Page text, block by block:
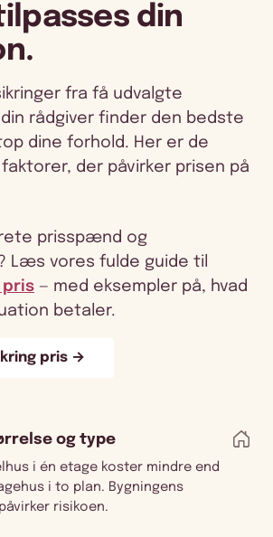
din
fra få udvalgte
rådgiver finder den bedste
dine forhold. Her er de
der påvirker prisen på
prisspænd og
Læs vores fulde guide til
pris — med eksempler på, hvad
betaler.
pris →
og type
i én etage koster mindre end
i to plan. Bygningens
risikoen.